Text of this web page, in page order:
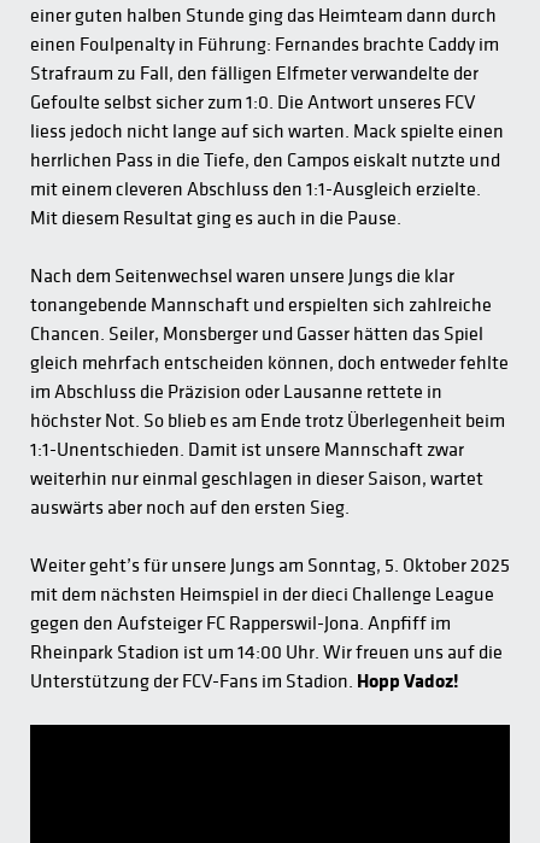
einer guten halben Stunde ging das Heimteam dann durch
einen Foulpenalty in Führung: Fernandes brachte Caddy im
Strafraum zu Fall, den fälligen Elfmeter verwandelte der
Gefoulte selbst sicher zum 1:0. Die Antwort unseres FCV
liess jedoch nicht lange auf sich warten. Mack spielte einen
herrlichen Pass in die Tiefe, den Campos eiskalt nutzte und
mit einem cleveren Abschluss den 1:1-Ausgleich erzielte.
Mit diesem Resultat ging es auch in die Pause.
Nach dem Seitenwechsel waren unsere Jungs die klar
tonangebende Mannschaft und erspielten sich zahlreiche
Chancen. Seiler, Monsberger und Gasser hätten das Spiel
gleich mehrfach entscheiden können, doch entweder fehlte
im Abschluss die Präzision oder Lausanne rettete in
höchster Not. So blieb es am Ende trotz Überlegenheit beim
1:1-Unentschieden. Damit ist unsere Mannschaft zwar
weiterhin nur einmal geschlagen in dieser Saison, wartet
auswärts aber noch auf den ersten Sieg.
Weiter geht’s für unsere Jungs am Sonntag, 5. Oktober 2025
mit dem nächsten Heimspiel in der dieci Challenge League
gegen den Aufsteiger FC Rapperswil-Jona. Anpfiff im
Rheinpark Stadion ist um 14:00 Uhr. Wir freuen uns auf die
Unterstützung der FCV-Fans im Stadion. Hopp Vadoz!